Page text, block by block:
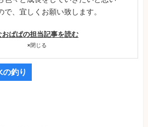
で、宜しくお願い致します。
おぱぱの担当記事を読む
×閉じる
の釣り